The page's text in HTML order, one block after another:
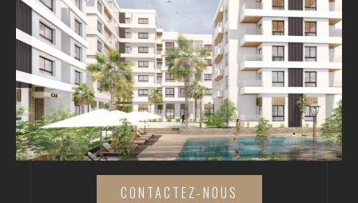
CONTACTEZ-NOUS